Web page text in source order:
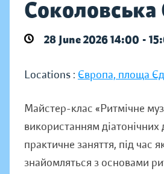
Соколовська
28 June 2026 14:00 -
Locations : Європа, площа
Майстер-клас «Ритмічне
використанням діатонічних
практичне заняття, під час
знайомляться з основами